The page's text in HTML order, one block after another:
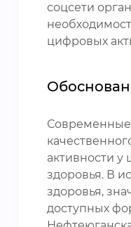
соцсети
цифровых
Современные
активности
здоровья. В
здоровья,
доступных